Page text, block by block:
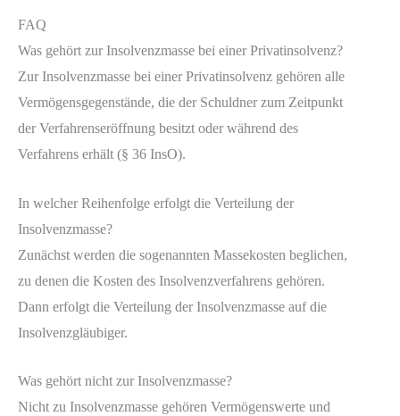
FAQ
Was gehört zur Insolvenzmasse bei einer Privatinsolvenz?
Zur Insolvenzmasse bei einer Privatinsolvenz gehören alle
Vermögensgegenstände, die der Schuldner zum Zeitpunkt
der Verfahrenseröffnung besitzt oder während des
Verfahrens erhält (§ 36 InsO).
In welcher Reihenfolge erfolgt die Verteilung der
Insolvenzmasse?
Zunächst werden die sogenannten Massekosten beglichen,
zu denen die Kosten des Insolvenzverfahrens gehören.
Dann erfolgt die Verteilung der Insolvenzmasse auf die
Insolvenzgläubiger.
Was gehört nicht zur Insolvenzmasse?
Nicht zu Insolvenzmasse gehören Vermögenswerte und